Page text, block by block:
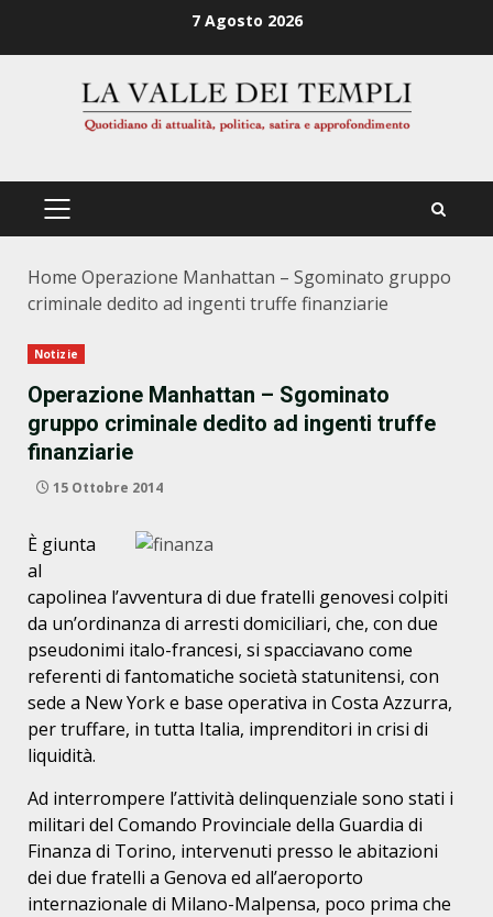
7 Agosto 2026
PRIMÄRES
Home Operazione Manhattan – Sgominato gruppo
criminale dedito ad ingenti truffe finanziarie
Notizie
Operazione Manhattan – Sgominato
gruppo criminale dedito ad ingenti truffe
finanziarie
15 Ottobre 2014
È giunta
al
capolinea l’avventura di due fratelli genovesi colpiti
da un’ordinanza di arresti domiciliari, che, con due
pseudonimi italo-francesi, si spacciavano come
referenti di fantomatiche società statunitensi, con
sede a New York e base operativa in Costa Azzurra,
per truffare, in tutta Italia, imprenditori in crisi di
liquidità.
Ad interrompere l’attività delinquenziale sono stati i
militari del Comando Provinciale della Guardia di
Finanza di Torino, intervenuti presso le abitazioni
dei due fratelli a Genova ed all’aeroporto
internazionale di Milano-Malpensa, poco prima che